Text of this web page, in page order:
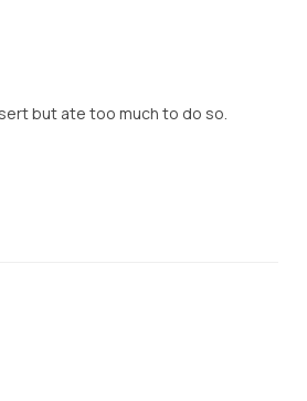
but ate too much to do so.